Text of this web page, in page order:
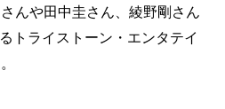
んや田中圭さん、綾野剛さん
トライストーン・エンタテイ